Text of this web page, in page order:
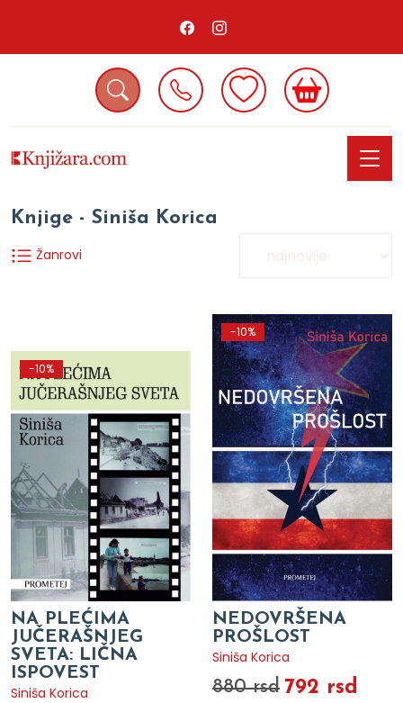
Knjige - Siniša Korica
Žanrovi
-10%
NA PLEĆIMA
JUČERAŠNJEG
SVETA: LIČNA
ISPOVEST
Siniša Korica
-10%
NEDOVRŠENA
PROŠLOST
Siniša Korica
880 rsd 792 rsd